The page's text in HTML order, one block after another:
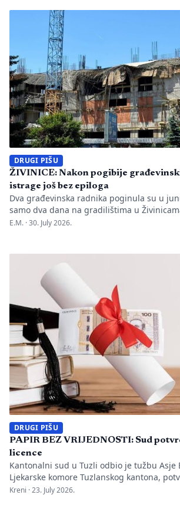
kakva je sudbina studenata koji su uložili
bezvrijedne indekse? Odlukom
DRUGI PIŠU
ŽIVINICE: Nakon pogibije
istrage još bez epiloga
Dva građevinska radnika poginula su u
samo dva dana na gradilištima u
mjeseca kasnije javnosti nisu poznati
Mahmutović Dok Tužilaštvo Tuzlanskog
istrage, odgovornost […]
E.M. ·30. July 2026.
DRUGI PIŠU
PAPIR BEZ VRIJEDNOSTI: Sud
licence
Kantonalni sud u Tuzli odbio je tužbu Asje
Ljekarske komore Tuzlanskog kantona,
joj se ne izda, odnosno ne obnovi licenca
Kreni ·23. July 2026.